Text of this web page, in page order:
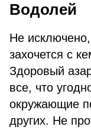
Водолей
Не
захочется с
Здоровый
все, что
окружающие
других. Не